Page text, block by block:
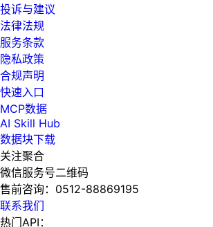
投诉与建议
法律法规
服务条款
隐私政策
合规声明
快速入口
MCP数据
AI Skill Hub
数据块下载
关注聚合
微信服务号二维码
售前咨询： 0512-88869195
联系我们
热门API：